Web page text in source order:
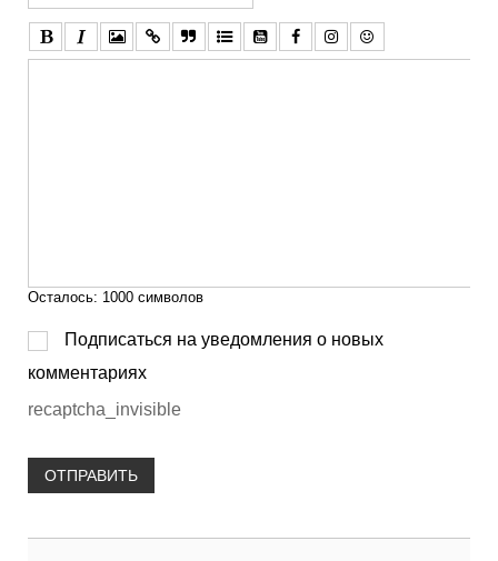
Осталось: 1000 символов
Подписаться на уведомления о новых
комментариях
recaptcha_invisible
ОТПРАВИТЬ